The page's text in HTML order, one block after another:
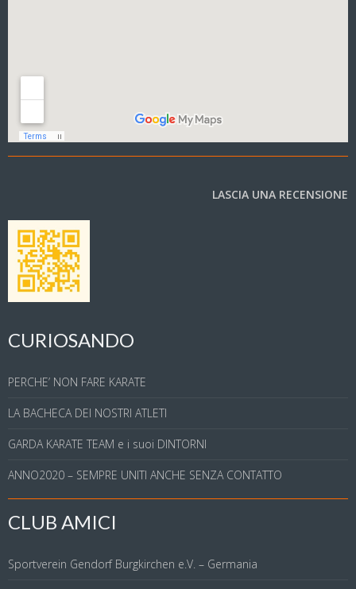
LASCIA UNA RECENSIONE
CURIOSANDO
PERCHE’ NON FARE KARATE
LA BACHECA DEI NOSTRI ATLETI
GARDA KARATE TEAM e i suoi DINTORNI
ANNO2020 – SEMPRE UNITI ANCHE SENZA CONTATTO
CLUB AMICI
Sportverein Gendorf Burgkirchen e.V. – Germania